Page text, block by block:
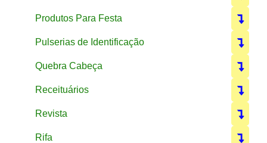
Produtos Para Festa
Pulserias de Identificação
Quebra Cabeça
Receituários
Revista
Rifa